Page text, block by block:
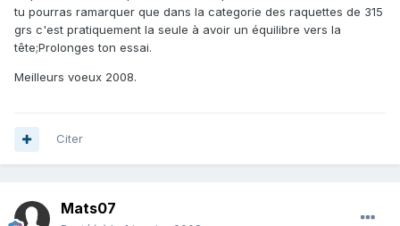
tu pourras ramarquer que dans la categorie des raquettes de 315
grs c'est pratiquement la seule à avoir un équilibre vers la
tête;Prolonges ton essai.
Meilleurs voeux 2008.
Citer
Mats07